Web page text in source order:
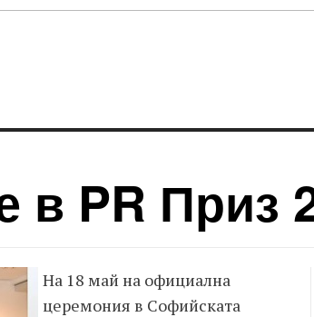
в PR Приз
На 18 май на официална
церемония в Софийската